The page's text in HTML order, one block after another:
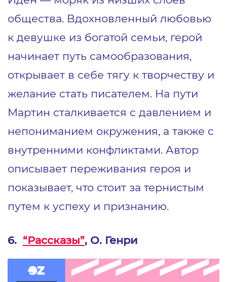
общества. Вдохновленный любовью
к девушке из богатой семьи, герой
начинает путь самообразования,
открывает в себе тягу к творчеству и
желание стать писателем. На пути
Мартин сталкивается с давлением и
непониманием окружения, а также с
внутренними конфликтами. Автор
описывает переживания героя и
показывает, что стоит за тернистым
путем к успеху и признанию.
6. “Рассказы”, О. Генри